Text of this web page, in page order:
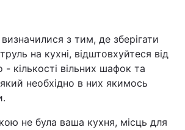
з тим, де зберігати
на кухні, відштовхуйтеся від
- кількості вільних шафок та
необхідно в них якимось
не була ваша кухня, місць для